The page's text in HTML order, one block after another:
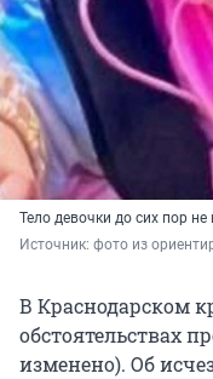
Тело девочки до сих пор
Источник: фото из
В Краснодарском
обстоятельствах
изменено). Об